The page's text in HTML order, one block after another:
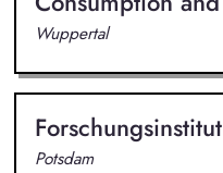
Wuppertal
Potsdam